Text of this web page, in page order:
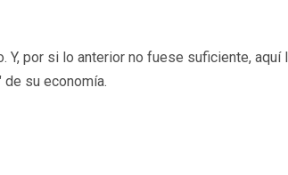
por si lo anterior no fuese suficiente, aquí
de su economía.